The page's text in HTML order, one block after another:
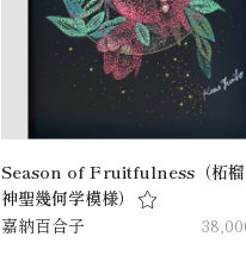
Season of Fruitfulness（柘榴
神聖幾何学模様）
嘉納百合子